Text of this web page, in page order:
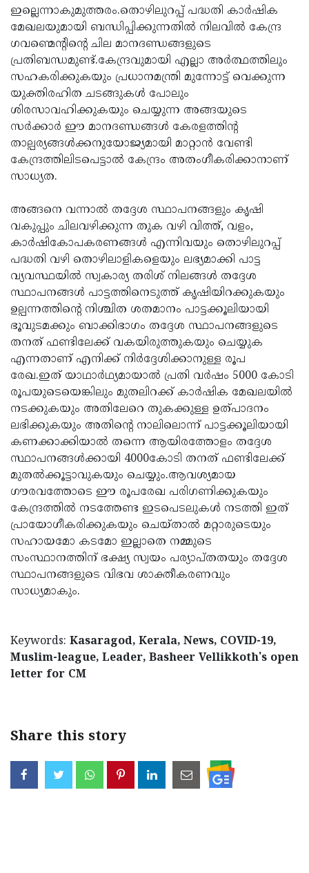
ഇല്ലെന്നാകുമുത്തരം.തൊഴിലുറപ്പ് പദ്ധതി കാര്‍ഷിക
മേഖലയുമായി ബന്ധിപ്പിക്കുന്നതില്‍ നിലവില്‍ കേന്ദ്ര
ഗവണ്മെന്റിന്റെ ചില മാനദണ്ഡങ്ങളുടെ
പ്രതിബന്ധമുണ്ട്.കേന്ദ്രവുമായി എല്ലാ അര്‍ത്ഥത്തിലും
സഹകരിക്കുകയും പ്രധാനമന്ത്രി മുന്നോട്ട് വെക്കുന്ന
യുക്തിരഹിത ചടങ്ങുകള്‍ പോലും
ശിരസാവഹിക്കുകയും ചെയ്യുന്ന അങ്ങയുടെ
സര്‍ക്കാര്‍ ഈ മാനദണ്ഡങ്ങള്‍ കേരളത്തിന്റ
താല്പര്യങ്ങള്‍ക്കനുയോജ്യമായി മാറ്റാന്‍ വേണ്ടി
കേന്ദ്രത്തിലിടപെട്ടാല്‍ കേന്ദ്രം അതംഗീകരിക്കാനാണ്
സാധ്യത.
അങ്ങനെ വന്നാല്‍ തദ്ദേശ സ്ഥാപനങ്ങളും കൃഷി
വകുപ്പും ചിലവഴിക്കുന്ന തുക വഴി വിത്ത്, വളം,
കാര്‍ഷികോപകരണങ്ങള്‍ എന്നിവയും തൊഴിലുറപ്പ്
പദ്ധതി വഴി തൊഴിലാളികളെയും ലഭ്യമാക്കി പാട്ട
വ്യവസ്ഥയില്‍ സ്വകാര്യ തരിശ് നിലങ്ങള്‍ തദ്ദേശ
സ്ഥാപനങ്ങള്‍ പാട്ടത്തിനെടുത്ത് കൃഷിയിറക്കുകയും
ഉല്പന്നത്തിന്റെ നിശ്ചിത ശതമാനം പാട്ടക്കൂലിയായി
ഭൂവുടമക്കും ബാക്കിഭാഗം തദ്ദേശ സ്ഥാപനങ്ങളുടെ
തനത് ഫണ്ടിലേക്ക് വകയിരുത്തുകയും ചെയ്യുക
എന്നതാണ് എനിക്ക് നിര്‍ദ്ദേശിക്കാനുള്ള രൂപ
രേഖ.ഇത് യാഥാര്‍ഥ്യമായാല്‍ പ്രതി വര്‍ഷം 5000 കോടി
രൂപയുടെയെങ്കിലും മുതലിറക്ക് കാര്‍ഷിക മേഖലയില്‍
നടക്കുകയും അതിലേറെ തുകക്കുള്ള ഉത്പാദനം
ലഭിക്കുകയും അതിന്റെ നാലിലൊന്ന് പാട്ടക്കൂലിയായി
കണക്കാക്കിയാല്‍ തന്നെ ആയിരത്തോളം തദ്ദേശ
സ്ഥാപനങ്ങള്‍ക്കായി 4000കോടി തനത് ഫണ്ടിലേക്ക്
മുതല്‍ക്കൂട്ടാവുകയും ചെയ്യും.ആവശ്യമായ
ഗൗരവത്തോടെ ഈ രൂപരേഖ പരിഗണിക്കുകയും
കേന്ദ്രത്തില്‍ നടത്തേണ്ട ഇടപെടലുകള്‍ നടത്തി ഇത്
പ്രായോഗീകരിക്കുകയും ചെയ്താല്‍ മറ്റാരുടെയും
സഹായമോ കടമോ ഇല്ലാതെ നമ്മുടെ
സംസ്ഥാനത്തിന് ഭക്ഷ്യ സ്വയം പര്യാപ്തതയും തദ്ദേശ
സ്ഥാപനങ്ങളുടെ വിഭവ ശാക്തീകരണവും
സാധ്യമാകും.
Keywords: Kasaragod, Kerala, News, COVID-19,
Muslim-league, Leader, Basheer Vellikkoth's open
letter for CM
Share this story